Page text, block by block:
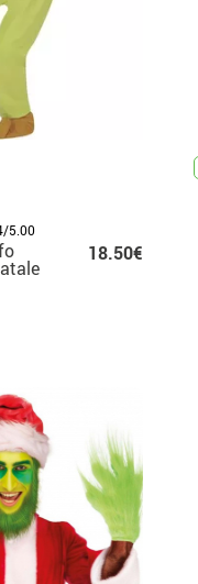
5.00
18.50€